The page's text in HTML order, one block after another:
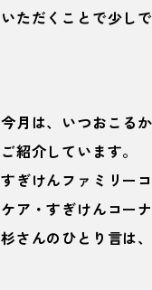
いただくことで少し
今月は、いつおこる
ご紹介しています。
すぎけんファミリー
ケア・すぎけんコー
杉さんのひとり言は